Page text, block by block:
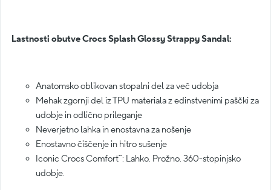
Lastnosti obutve Crocs Splash Glossy Strappy Sandal:
Anatomsko oblikovan stopalni del za več udobja
Mehak zgornji del iz TPU materiala z edinstvenimi paščki za
udobje in odlično prileganje
Neverjetno lahka in enostavna za nošenje
Enostavno čiščenje in hitro sušenje
Iconic Crocs Comfort™: Lahko. Prožno. 360-stopinjsko
udobje.